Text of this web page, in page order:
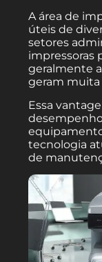
A área de
úteis de
setores
impressoras
geralmente
geram
Essa
tecnologia
de